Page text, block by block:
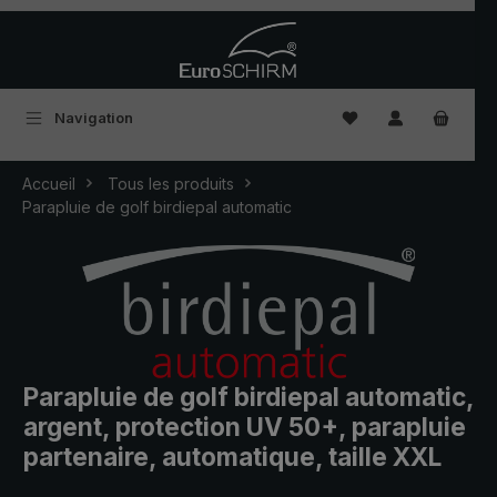
Navigation Vous avez 0
Accueil
Tous les produits
Parapluie de golf birdiepal automatic
Parapluie de golf birdiepal automatic,
argent, protection UV 50+, parapluie
partenaire, automatique, taille XXL